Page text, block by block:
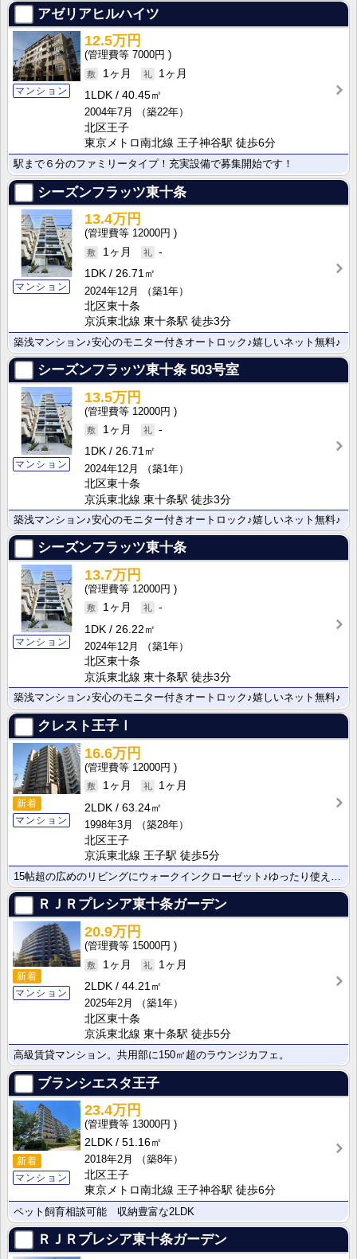
アゼリアヒルハイツ
マンション
12.5万円
7000円
1ヶ月
1ヶ月
1LDK
40.45㎡
2004年7月
（築22年）
北区王子
東京メトロ南北線 王子神谷駅 徒歩6分
駅まで６分のファミリータイプ！充実設備で募集開始です！
シーズンフラッツ東十条
マンション
13.4万円
12000円
1ヶ月
-
1DK
26.71㎡
2024年12月
（築1年）
北区東十条
京浜東北線 東十条駅 徒歩3分
築浅マンション♪安心のモニター付きオートロック♪嬉しいネット無料♪
シーズンフラッツ東十条 503号室
マンション
13.5万円
12000円
1ヶ月
-
1DK
26.71㎡
2024年12月
（築1年）
北区東十条
京浜東北線 東十条駅 徒歩3分
築浅マンション♪安心のモニター付きオートロック♪嬉しいネット無料♪
シーズンフラッツ東十条
マンション
13.7万円
12000円
1ヶ月
-
1DK
26.22㎡
2024年12月
（築1年）
北区東十条
京浜東北線 東十条駅 徒歩3分
築浅マンション♪安心のモニター付きオートロック♪嬉しいネット無料♪
クレスト王子Ⅰ
新着
マンション
16.6万円
12000円
1ヶ月
1ヶ月
2LDK
63.24㎡
1998年3月
（築28年）
北区王子
京浜東北線 王子駅 徒歩5分
ＲＪＲプレシア東十条ガーデン
新着
マンション
20.9万円
15000円
1ヶ月
1ヶ月
2LDK
44.21㎡
2025年2月
（築1年）
北区東十条
京浜東北線 東十条駅 徒歩5分
高級賃貸マンション。共用部に150㎡超のラウンジカフェ。
ブランシエスタ王子
新着
マンション
23.4万円
13000円
2LDK
51.16㎡
2018年2月
（築8年）
北区王子
東京メトロ南北線 王子神谷駅 徒歩6分
ペット飼育相談可能 収納豊富な2LDK
ＲＪＲプレシア東十条ガーデン